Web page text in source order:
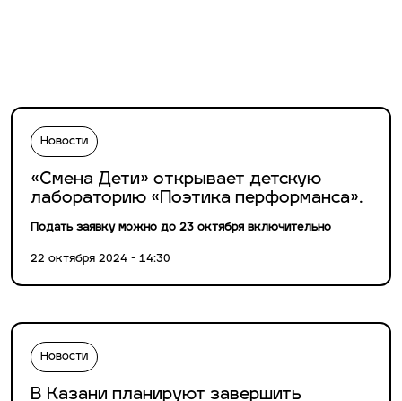
Новости
«Смена Дети» открывает детскую
лабораторию «Поэтика перформанса».
Подать заявку можно до 23 октября включительно
22 октября 2024 - 14:30
Новости
В Казани планируют завершить